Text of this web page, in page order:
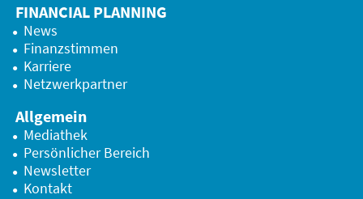
FINANCIAL PLANNING
News
Finanzstimmen
Karriere
Netzwerkpartner
Allgemein
Mediathek
Persönlicher Bereich
Newsletter
Kontakt